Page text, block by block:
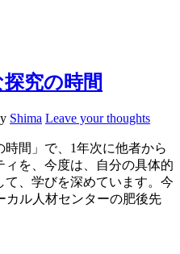
究の時間
Shima Leave your thoughts
間」で、1年次に他者から
を、今度は、自分の具体的
、学びを深めています。今
カル人材センターの肥後先